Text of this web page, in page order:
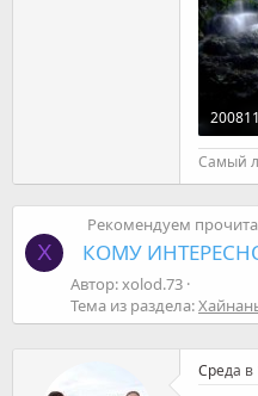
94,7
Самый
X
Рекомендуем
КОМУ
Автор: xolod.73
Тема из раздела:
Среда в